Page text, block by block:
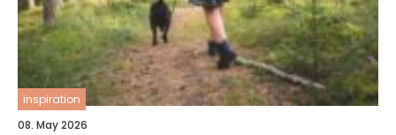
inspiration
08. May 2026